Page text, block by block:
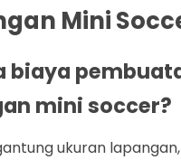
Mini
biaya
mini soccer?
ukuran